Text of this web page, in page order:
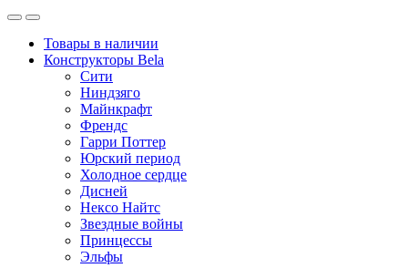
Товары в наличии
Конструкторы Bela
Сити
Ниндзяго
Майнкрафт
Френдс
Гарри Поттер
Юрский период
Холодное сердце
Дисней
Нексо Найтс
Звездные войны
Принцессы
Эльфы